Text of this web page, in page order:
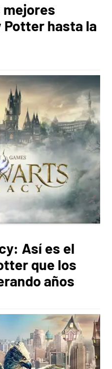
mejores
Potter hasta la
Así es el
que los
años